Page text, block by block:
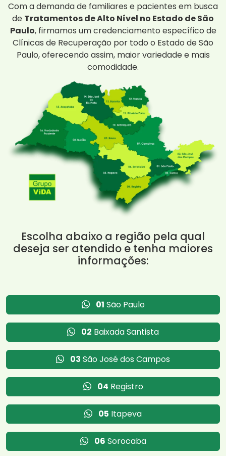
Com a demanda de familiares e pacientes em busca
de Tratamentos de Alto Nível no Estado de São
Paulo, firmamos um credenciamento específico de
Clínicas de Recuperação por todo o Estado de São
Paulo, oferecendo assim, maior variedade e mais
comodidade.
Escolha abaixo a região pela qual
deseja ser atendido e tenha maiores
informações:
01 São Paulo
02 Baixada Santista
03 São José dos Campos
04 Registro
05 Itapeva
06 Sorocaba